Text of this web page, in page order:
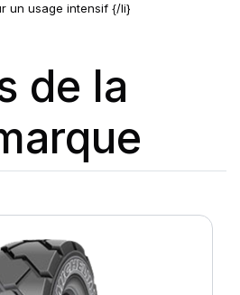
un usage intensif {/li}
de la